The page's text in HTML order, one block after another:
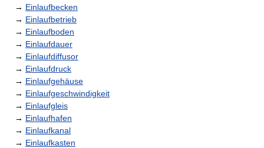
→ Einlaufbecken
→ Einlaufbetrieb
→ Einlaufboden
→ Einlaufdauer
→ Einlaufdiffusor
→ Einlaufdruck
→ Einlaufgehäuse
→ Einlaufgeschwindigkeit
→ Einlaufgleis
→ Einlaufhafen
→ Einlaufkanal
→ Einlaufkasten